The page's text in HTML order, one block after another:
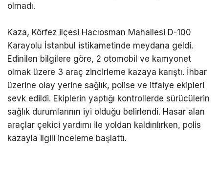
olmadı.
Kaza, Körfez ilçesi Hacıosman Mahallesi D-100
Karayolu İstanbul istikametinde meydana geldi.
Edinilen bilgilere göre, 2 otomobil ve kamyonet
olmak üzere 3 araç zincirleme kazaya karıştı. İhbar
üzerine olay yerine sağlık, polise ve itfaiye ekipleri
sevk edildi. Ekiplerin yaptığı kontrollerde sürücülerin
sağlık durumlarının iyi olduğu belirlendi. Hasar alan
araçlar çekici yardımı ile yoldan kaldırılırken, polis
kazayla ilgili inceleme başlattı.